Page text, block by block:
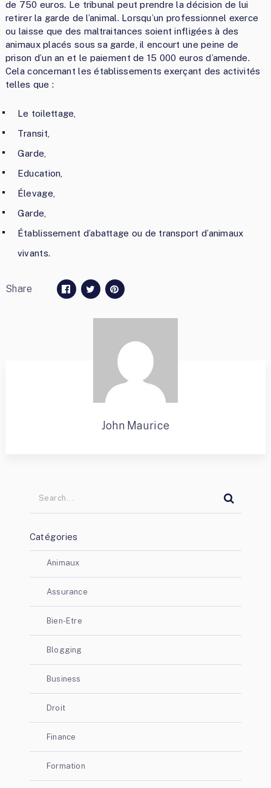
de 750 euros. Le tribunal peut prendre la décision de lui
retirer la garde de l’animal. Lorsqu’un professionnel exerce
ou laisse que des maltraitances soient infligées à des
animaux placés sous sa garde, il encourt une peine de
prison d’un an et le paiement de 15 000 euros d’amende.
Cela concernant les établissements exerçant des activités
telles que :
Le toilettage,
Transit,
Garde,
Education,
Élevage,
Garde,
Établissement d’abattage ou de transport d’animaux
vivants.
Share
John Maurice
Catégories
Animaux
Assurance
Bien-Etre
Blogging
Business
Droit
Finance
Formation